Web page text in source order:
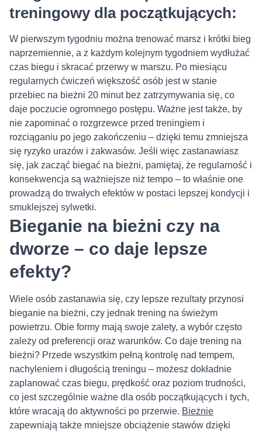
treningowy dla początkujących:
W pierwszym tygodniu można trenować marsz i krótki bieg
naprzemiennie, a z każdym kolejnym tygodniem wydłużać
czas biegu i skracać przerwy w marszu. Po miesiącu
regularnych ćwiczeń większość osób jest w stanie
przebiec na bieżni 20 minut bez zatrzymywania się, co
daje poczucie ogromnego postępu. Ważne jest także, by
nie zapominać o rozgrzewce przed treningiem i
rozciąganiu po jego zakończeniu – dzięki temu zmniejsza
się ryzyko urazów i zakwasów. Jeśli więc zastanawiasz
się, jak zacząć biegać na bieżni, pamiętaj, że regularność i
konsekwencja są ważniejsze niż tempo – to właśnie one
prowadzą do trwałych efektów w postaci lepszej kondycji i
smuklejszej sylwetki.
Bieganie na bieżni czy na
dworze – co daje lepsze
efekty?
Wiele osób zastanawia się, czy lepsze rezultaty przynosi
bieganie na bieżni, czy jednak trening na świeżym
powietrzu. Obie formy mają swoje zalety, a wybór często
zależy od preferencji oraz warunków. Co daje trening na
bieżni? Przede wszystkim pełną kontrolę nad tempem,
nachyleniem i długością treningu – możesz dokładnie
zaplanować czas biegu, prędkość oraz poziom trudności,
co jest szczególnie ważne dla osób początkujących i tych,
które wracają do aktywności po przerwie. Bieżnie
zapewniają także mniejsze obciążenie stawów dzięki